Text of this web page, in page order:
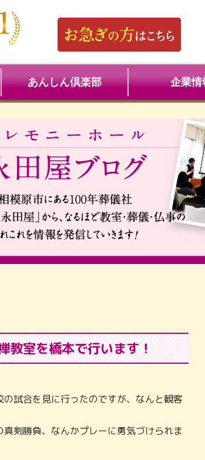
あんしん倶楽部 企業情
室を橋本で行います！
試合を見に行ったのですが、なんと観客
剣勝負、なんかプレーに勇気づけられま